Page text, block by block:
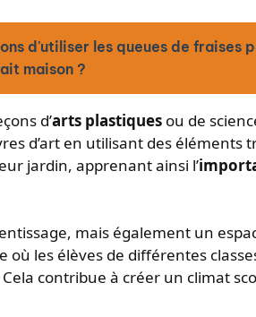
d'utiliser les queues de fraises
maison ?
d’arts plastiques ou de
d’art en utilisant des éléments
jardin, apprenant ainsi l’
mais également un
les élèves de différentes
contribue à créer un climat